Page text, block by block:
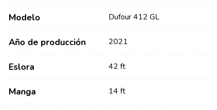
Modelo Dufour 412 GL
Año de producción 2021
Eslora 42 ft
Manga 14 ft